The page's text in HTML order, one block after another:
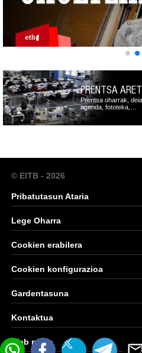
PRENTSA
Prentsa oharrak,
agenda, fototeka,…
© EITB - 2026
Pribatutasun Ataria
Lege Oharra
Cookien erabilera
Cookien konfigurazioa
Gardentasuna
Kontaktua
Web mapa